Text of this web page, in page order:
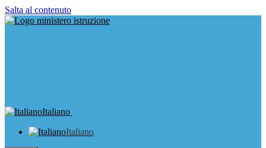
Salta al contenuto
Italiano
Italiano